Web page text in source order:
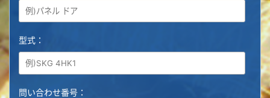
型式：
問い合わせ番号：